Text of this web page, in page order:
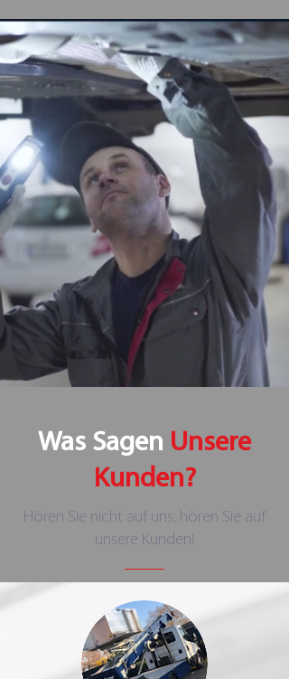
Was Sagen Unsere
Kunden?
Hören Sie nicht auf uns, hören Sie auf
unsere Kunden!